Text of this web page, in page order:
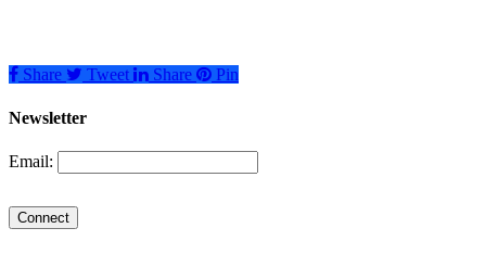
Share Tweet Share Pin
Newsletter
Email: